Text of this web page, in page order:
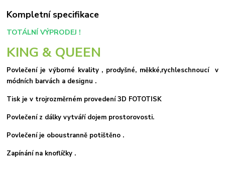
Kompletní specifikace
TOTÁLNÍ VÝPRODEJ !
KING & QUEEN
Povlečení je výborné kvality , prodyšné, měkké,rychleschnoucí v
módních barvách a designu .
Tisk je v trojrozměrném provedení 3D FOTOTISK
Povlečení z dálky vytváří dojem prostorovosti.
Povlečení je oboustranně potištěno .
Zapínání na knoflíčky .